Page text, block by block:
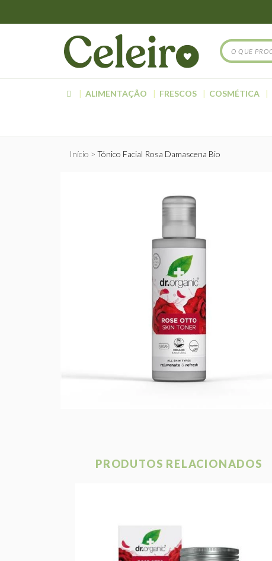
ALIMENTAÇÃO FRESCOS COSMÉTICA
Início Tónico Facial Rosa Damascena Bio
PRODUTOS RELACIONADOS